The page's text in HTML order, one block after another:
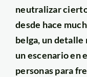
neutralizar
desde hace
belga, un detalle
un escenario en
personas para